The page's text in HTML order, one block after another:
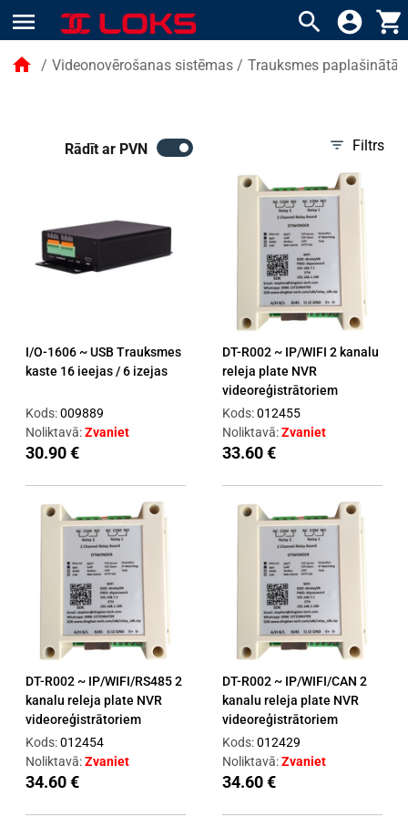
menu search account_circle shopping_cart
home / Videonovērošanas sistēmas / Trauksmes paplašinātāji
filter_list Filtrs
Rādīt ar PVN
I/O-1606 ~ USB Trauksmes
kaste 16 ieejas / 6 izejas
Kods:009889
Noliktavā:Zvaniet
30.90 €
DT-R002 ~ IP/WIFI 2 kanalu
releja plate NVR
videoreģistrātoriem
Kods:012455
Noliktavā:Zvaniet
33.60 €
DT-R002 ~ IP/WIFI/RS485 2
kanalu releja plate NVR
videoreģistrātoriem
Kods:012454
Noliktavā:Zvaniet
34.60 €
DT-R002 ~ IP/WIFI/CAN 2
kanalu releja plate NVR
videoreģistrātoriem
Kods:012429
Noliktavā:Zvaniet
34.60 €